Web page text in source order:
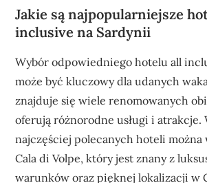
Jakie są najpopularniejsze
inclusive na Sardynii
Wybór odpowiedniego hotelu all
może być kluczowy dla udanych
znajduje się wiele renomowanych
oferują różnorodne usługi i atrakcje.
najczęściej polecanych hoteli
Cala di Volpe, który jest znany z
warunków oraz pięknej lokalizacji w